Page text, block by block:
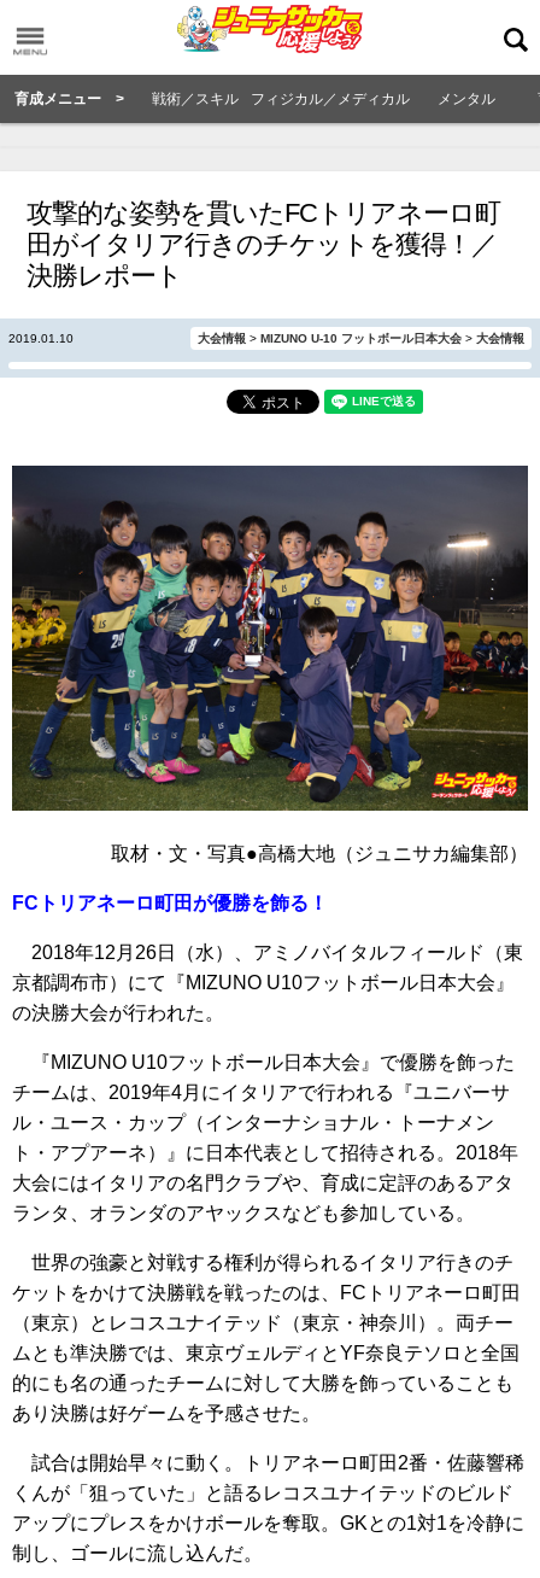
育成メニュー > 戦術／スキル フィジカル／メディカル メンタル
攻撃的な姿勢を貫いたFCトリアネーロ町
田がイタリア行きのチケットを獲得！／
決勝レポート
2019.01.10 大会情報 > MIZUNO U-10 フットボール日本大会 > 大会情報
取材・文・写真●高橋大地（ジュニサカ編集部）
FCトリアネーロ町田が優勝を飾る！
2018年12月26日（水）、アミノバイタルフィールド（東
京都調布市）にて『MIZUNO U10フットボール日本大会』
の決勝大会が行われた。
『MIZUNO U10フットボール日本大会』で優勝を飾った
チームは、2019年4月にイタリアで行われる『ユニバーサ
ル・ユース・カップ（インターナショナル・トーナメン
ト・アプアーネ）』に日本代表として招待される。2018年
大会にはイタリアの名門クラブや、育成に定評のあるアタ
ランタ、オランダのアヤックスなども参加している。
世界の強豪と対戦する権利が得られるイタリア行きのチ
ケットをかけて決勝戦を戦ったのは、FCトリアネーロ町田
（東京）とレコスユナイテッド（東京・神奈川）。両チー
ムとも準決勝では、東京ヴェルディとYF奈良テソロと全国
的にも名の通ったチームに対して大勝を飾っていることも
あり決勝は好ゲームを予感させた。
試合は開始早々に動く。トリアネーロ町田2番・佐藤響稀
くんが「狙っていた」と語るレコスユナイテッドのビルド
アップにプレスをかけボールを奪取。GKとの1対1を冷静に
制し、ゴールに流し込んだ。